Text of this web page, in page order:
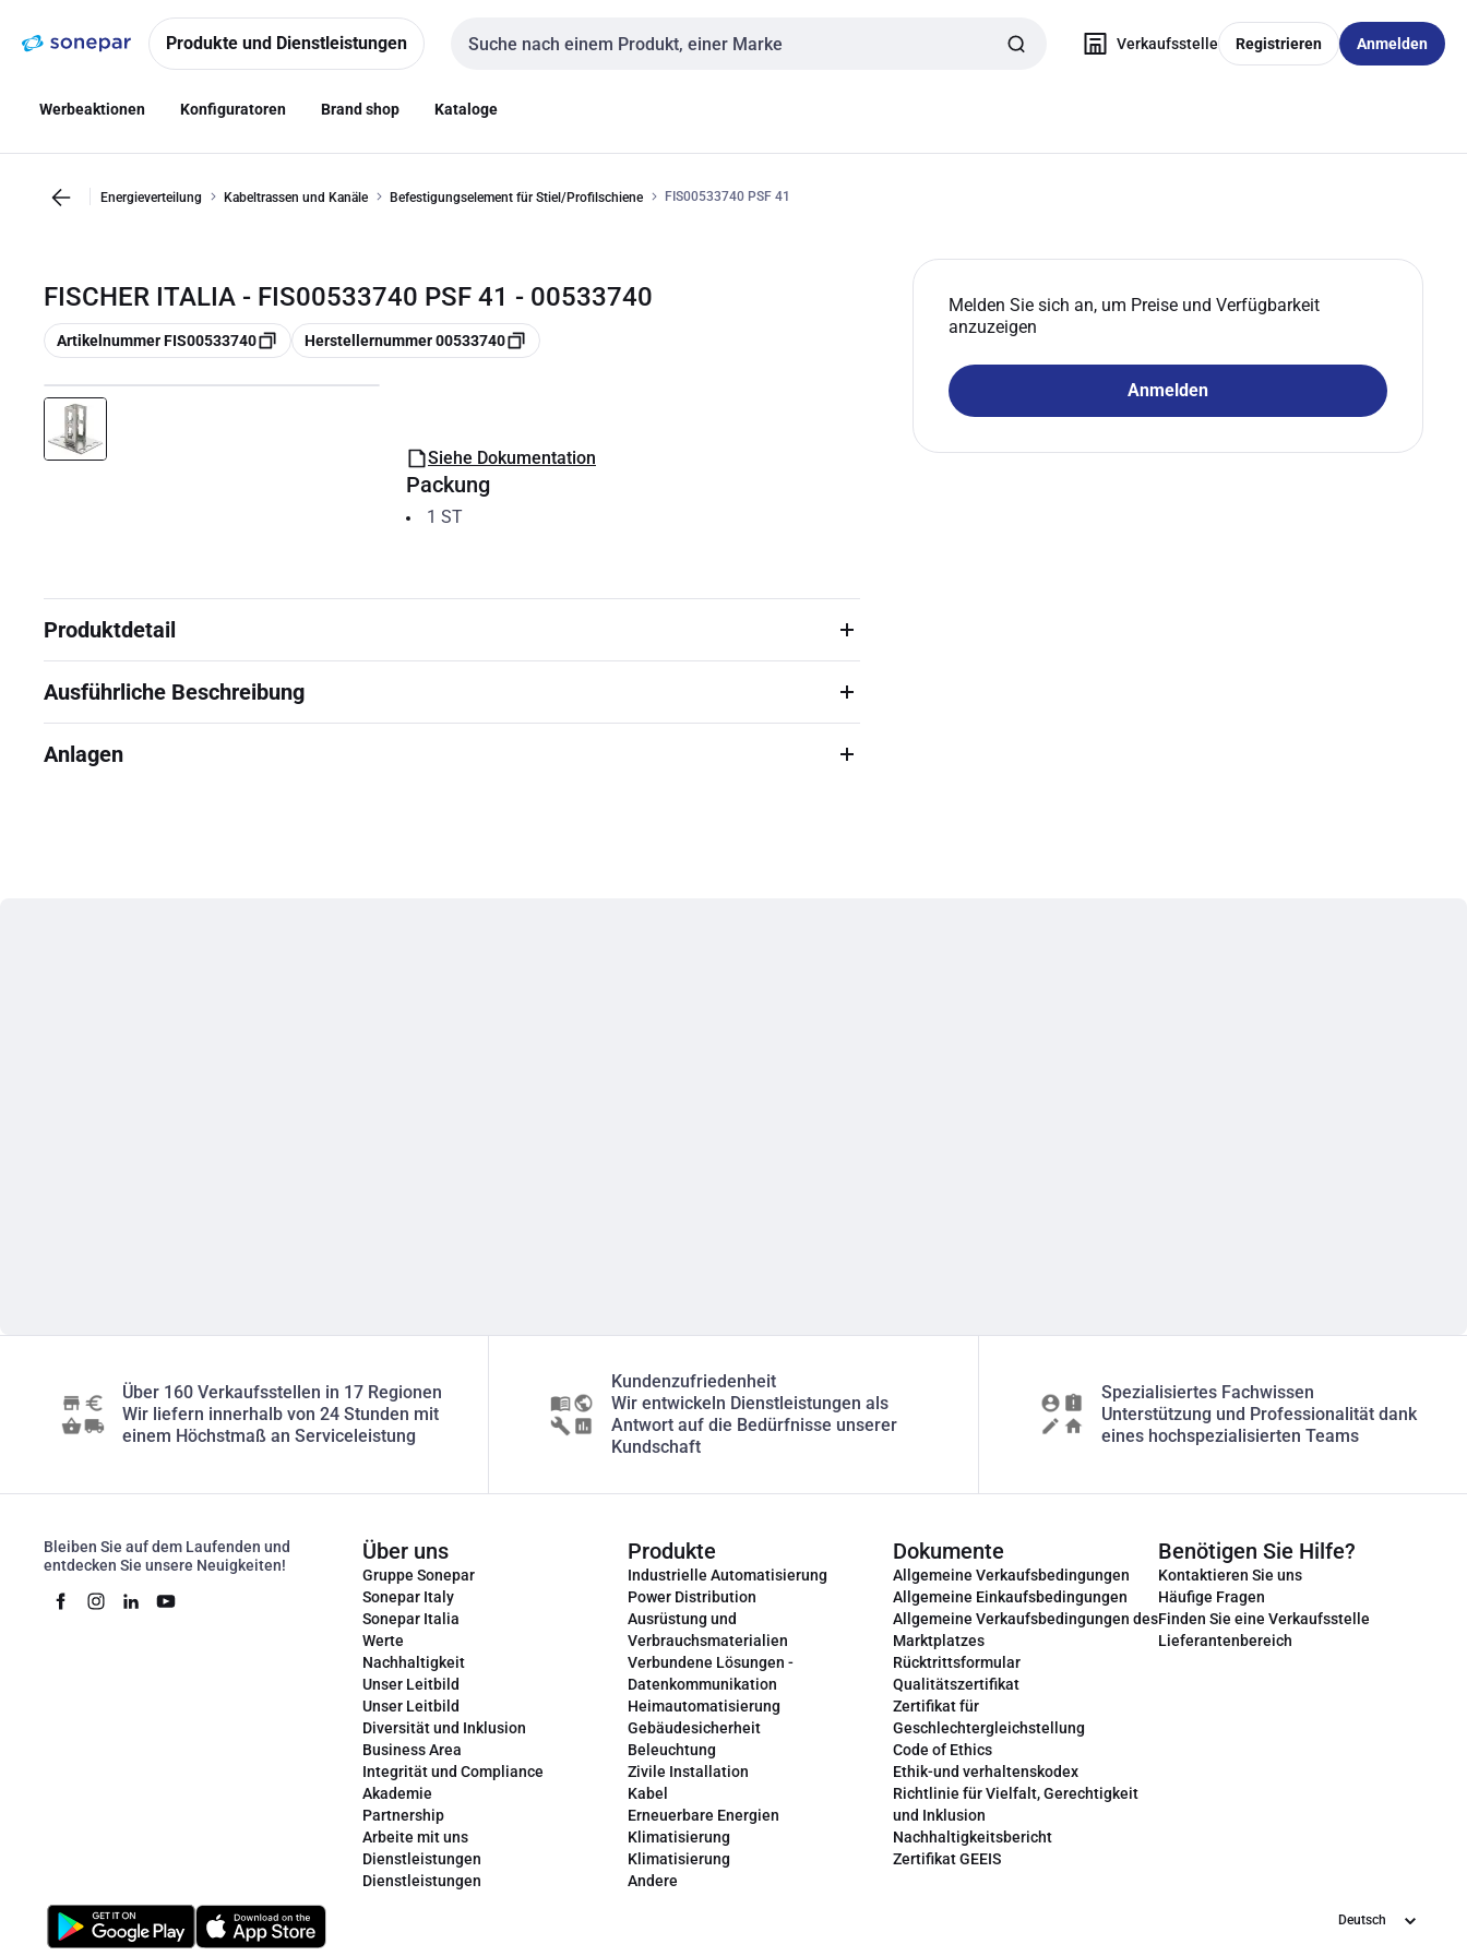
NavigationInhalt
Produkte und Dienstleistungen
Sucheingabe
Verkaufsstelle Registrieren Anmelden
Werbeaktionen Konfiguratoren Brand shop Kataloge
Energieverteilung Kabeltrassen und Kanäle Befestigungselement für Stiel/Profilschiene FIS00533740 PSF 41
FISCHER ITALIA - FIS00533740 PSF 41 - 00533740
Kopieren
Artikelnummer FIS00533740 Kopieren
Herstellernummer 00533740
Melden Sie sich an, um Preise und Verfügbarkeit
anzuzeigen
Anmelden
Siehe Dokumentation
Packung
1 ST
Produktdetail
Ausführliche Beschreibung
Anlagen
Über 160 Verkaufsstellen in 17 Regionen
Wir liefern innerhalb von 24 Stunden mit
einem Höchstmaß an Serviceleistung
Kundenzufriedenheit
Wir entwickeln Dienstleistungen als
Antwort auf die Bedürfnisse unserer
Kundschaft
Spezialisiertes Fachwissen
Unterstützung und Professionalität dank
eines hochspezialisierten Teams
Bleiben Sie auf dem Laufenden und
entdecken Sie unsere Neuigkeiten!
Über uns
Gruppe Sonepar
Sonepar Italy
Sonepar Italia
Werte
Nachhaltigkeit
Unser Leitbild
Unser Leitbild
Diversität und Inklusion
Business Area
Integrität und Compliance
Akademie
Partnership
Arbeite mit uns
Dienstleistungen
Dienstleistungen
Produkte
Industrielle Automatisierung
Power Distribution
Ausrüstung und
Verbrauchsmaterialien
Verbundene Lösungen -
Datenkommunikation
Heimautomatisierung
Gebäudesicherheit
Beleuchtung
Zivile Installation
Kabel
Erneuerbare Energien
Klimatisierung
Klimatisierung
Andere
Dokumente
Allgemeine Verkaufsbedingungen
Allgemeine Einkaufsbedingungen
Allgemeine Verkaufsbedingungen des
Marktplatzes
Rücktrittsformular
Qualitätszertifikat
Zertifikat für
Geschlechtergleichstellung
Code of Ethics
Ethik-und verhaltenskodex
Richtlinie für Vielfalt, Gerechtigkeit
und Inklusion
Nachhaltigkeitsbericht
Zertifikat GEEIS
Benötigen Sie Hilfe?
Kontaktieren Sie uns
Häufige Fragen
Finden Sie eine Verkaufsstelle
Lieferantenbereich
Sprache